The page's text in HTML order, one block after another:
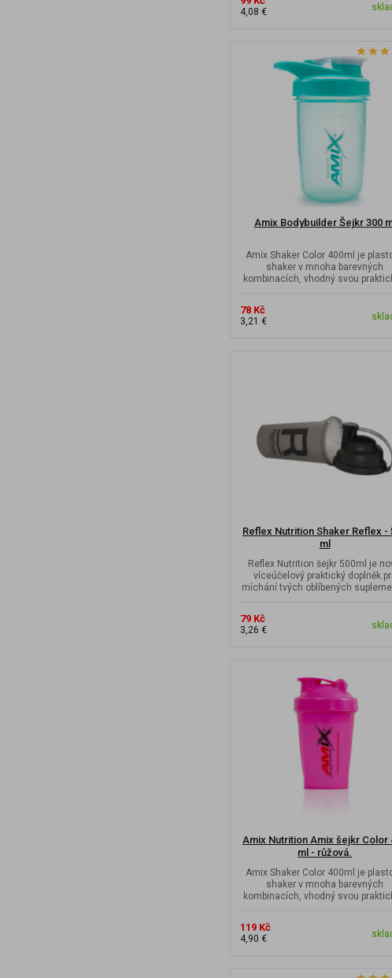
4,08 €
Amix Bodybuilder Šejkr 300
Amix Shaker Color 400ml je
shaker v mnoha barevných
kombinacích, vhodný svou
78 Kč
3,21 €
Reflex Nutrition Shaker Reflex -
ml
Reflex Nutrition šejkr 500ml je
víceúčelový praktický doplněk
míchání tvých oblíbených
79 Kč
3,26 €
Amix Nutrition Amix šejkr Color
ml - růžová.
Amix Shaker Color 400ml je
shaker v mnoha barevných
kombinacích, vhodný svou
119 Kč
4,90 €